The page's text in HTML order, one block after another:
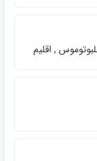
, اقليم